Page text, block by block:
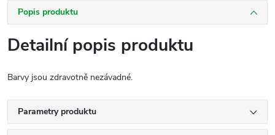
Popis produktu
Detailní popis produktu
Barvy jsou zdravotně nezávadné.
Parametry produktu